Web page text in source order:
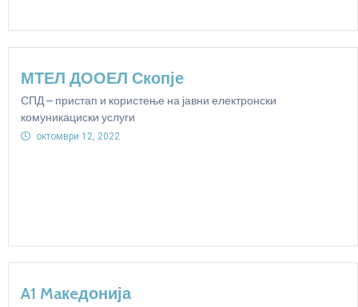
МТЕЛ ДООЕЛ Скопје
СПД – пристап и користење на јавни електронски
комуникациски услуги
октомври 12, 2022
A1 Maкeдонија